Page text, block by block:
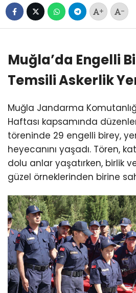
+ -
Muğla’da Engelli
Temsili Askerlik
Muğla Jandarma
Haftası kapsamında
töreninde 29 engelli birey,
heyecanını yaşadı. Tören,
dolu anlar yaşatırken, birlik
güzel örneklerinden birine